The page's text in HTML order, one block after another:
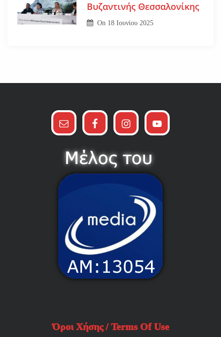
Βυζαντινής Θεσσαλονίκης
On 18 Ιουνίου 2025
Όροι Χήσης / Terms Of Use